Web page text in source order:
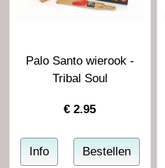
Palo Santo wierook -
Tribal Soul
€2.95